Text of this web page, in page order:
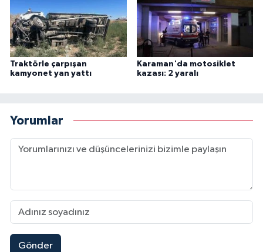
Traktörle çarpışan
kamyonet yan yattı
Karaman'da motosiklet
kazası: 2 yaralı
Yorumlar
Gönder